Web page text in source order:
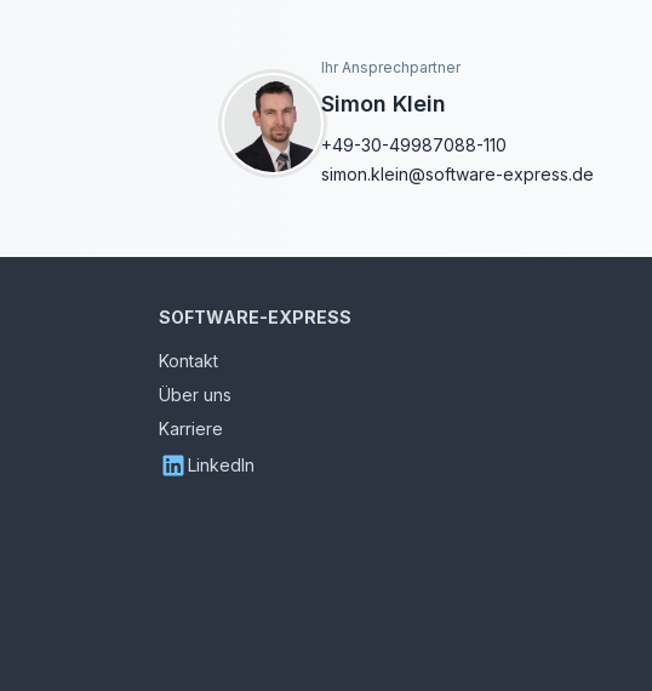
Ihr Ansprechpartner
Simon Klein
+49-30-49987088-110
simon.klein@software-express.de
SOFTWARE-EXPRESS
Kontakt
Über uns
Karriere
LinkedIn